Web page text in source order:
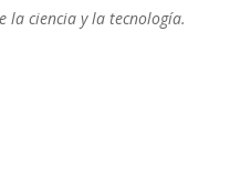
la ciencia y la tecnología.